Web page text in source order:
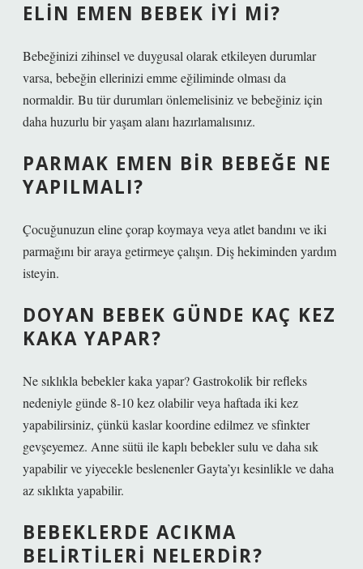
ELIN EMEN BEBEK IYI MI?
Bebeğinizi zihinsel ve duygusal olarak etkileyen durumlar
varsa, bebeğin ellerinizi emme eğiliminde olması da
normaldir. Bu tür durumları önlemelisiniz ve bebeğiniz için
daha huzurlu bir yaşam alanı hazırlamalısınız.
PARMAK EMEN BIR BEBEĞE NE
YAPILMALI?
Çocuğunuzun eline çorap koymaya veya atlet bandını ve iki
parmağını bir araya getirmeye çalışın. Diş hekiminden yardım
isteyin.
DOYAN BEBEK GÜNDE KAÇ KEZ
KAKA YAPAR?
Ne sıklıkla bebekler kaka yapar? Gastrokolik bir refleks
nedeniyle günde 8-10 kez olabilir veya haftada iki kez
yapabilirsiniz, çünkü kaslar koordine edilmez ve sfinkter
gevşeyemez. Anne sütü ile kaplı bebekler sulu ve daha sık
yapabilir ve yiyecekle beslenenler Gayta’yı kesinlikle ve daha
az sıklıkta yapabilir.
BEBEKLERDE ACIKMA
BELIRTILERI NELERDIR?